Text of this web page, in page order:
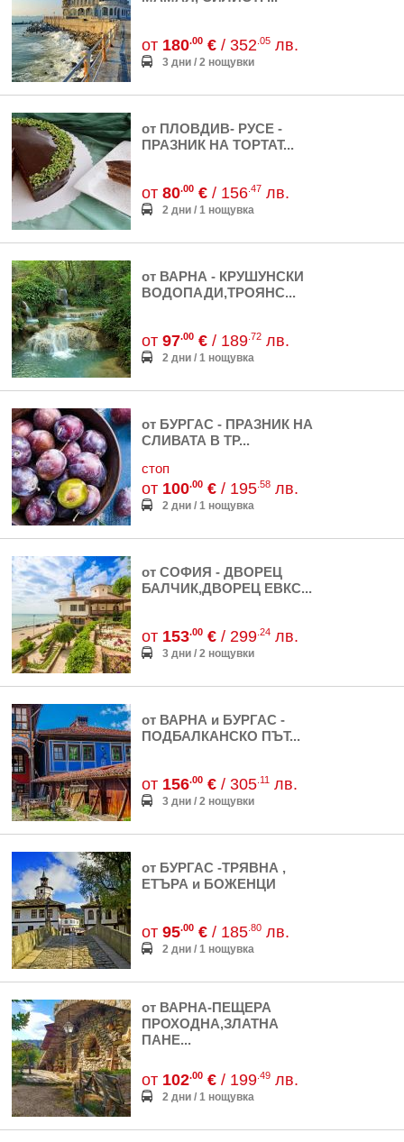
от 180.00 € / 352 .05 лв.
3 дни / 2 нощувки
от ПЛОВДИВ- РУСЕ -
ПРАЗНИК НА ТОРТАТ...
от 80.00 € / 156 .47 лв.
2 дни / 1 нощувка
от ВАРНА - КРУШУНСКИ
ВОДОПАДИ,ТРОЯНС...
от 97.00 € / 189 .72 лв.
2 дни / 1 нощувка
от БУРГАС - ПРАЗНИК НА
СЛИВАТА В ТР...
стоп
от 100.00 € / 195 .58 лв.
2 дни / 1 нощувка
от СОФИЯ - ДВОРЕЦ
БАЛЧИК,ДВОРЕЦ ЕВКС...
от 153.00 € / 299 .24 лв.
3 дни / 2 нощувки
от ВАРНА и БУРГАС -
ПОДБАЛКАНСКО ПЪТ...
от 156.00 € / 305 .11 лв.
3 дни / 2 нощувки
от БУРГАС -ТРЯВНА ,
ЕТЪРА и БОЖЕНЦИ
от 95.00 € / 185 .80 лв.
2 дни / 1 нощувка
от ВАРНА-ПЕЩЕРА
ПРОХОДНА,ЗЛАТНА
ПАНЕ...
от 102.00 € / 199 .49 лв.
2 дни / 1 нощувка